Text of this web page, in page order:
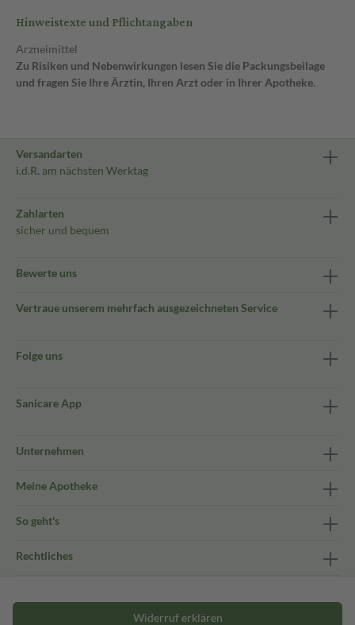
Hinweistexte und Pflichtangaben
Arzneimittel
Zu Risiken und Nebenwirkungen lesen Sie die Packungsbeilage
und fragen Sie Ihre Ärztin, Ihren Arzt oder in Ihrer Apotheke.
Versandarten
i.d.R. am nächsten Werktag
Zahlarten
sicher und bequem
Bewerte uns
Vertraue unserem mehrfach ausgezeichneten Service
Folge uns
Sanicare App
Unternehmen
Meine Apotheke
So geht's
Rechtliches
Widerruf erklären